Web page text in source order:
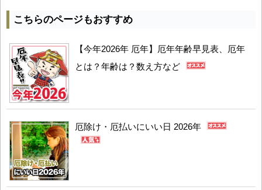
こちらのページもおすすめ
【今年2026年 厄年】厄年年齢早見表、厄年
とは？年齢は？数え方など
厄除け・厄払いにいい日 2026年